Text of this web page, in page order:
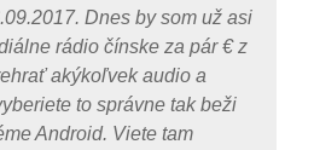
Dnes by som už asi
rádio čínske za pár € z
akýkoľvek audio a
to správne tak beži
Android. Viete tam